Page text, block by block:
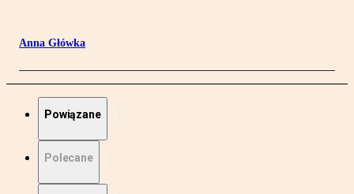
Anna Główka
Powiązane
Polecane